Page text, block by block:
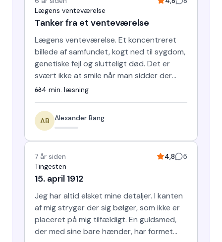
Lægens venteværelse
Tanker fra et venteværelse
Lægens venteværelse. Et koncentreret
billede af samfundet, kogt ned til sygdom,
genetiske fejl og slutteligt død. Det er
svært ikke at smile når man sidder der
med sin egne problem…
4 min. læsning
AB Alexander Bang
7 år siden 4,8
5
Tingesten
15. april 1912
Jeg har altid elsket mine detaljer. I kanten
af mig stryger der sig bølger, som ikke er
placeret på mig tilfældigt. En guldsmed,
der med sine bare hænder, har formet